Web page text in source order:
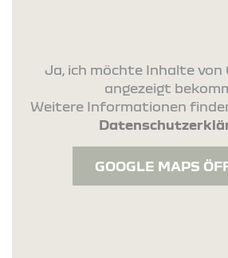
Ja, ich möchte Inhalte von
angezeigt
Weitere Informationen
GOOGLE MAPS